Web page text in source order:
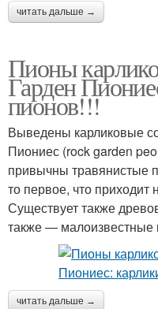
читать дальше →
Пионы
Гарден
пионов!!!
Выведены карликовые
Пиониес (rock garden
привычны травянистые
то первое, что
Существует также
также — малоизвестные
читать дальше →